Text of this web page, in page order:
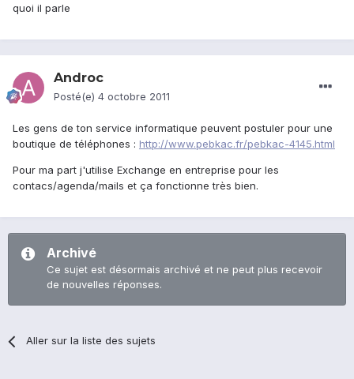
quoi il parle
Androc
Posté(e) 4 octobre 2011
Les gens de ton service informatique peuvent postuler pour une
boutique de téléphones : http://www.pebkac.fr/pebkac-4145.html
Pour ma part j'utilise Exchange en entreprise pour les
contacs/agenda/mails et ça fonctionne très bien.
Archivé
Ce sujet est désormais archivé et ne peut plus recevoir
de nouvelles réponses.
Aller sur la liste des sujets